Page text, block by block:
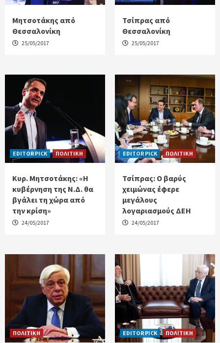
Μητσοτάκης από
Θεσσαλονίκη
25/05/2017
Τσίπρας από
Θεσσαλονίκη
25/05/2017
EDITOR PICK ΠΟΛΙΤΙΚΗ
Κυρ. Μητσοτάκης: «Η
κυβέρνηση της Ν.Δ. θα
βγάλει τη χώρα από
την κρίση»
24/05/2017
EDITOR PICK ΠΟΛΙΤΙΚΗ
Τσίπρας: Ο βαρύς
χειμώνας έφερε
μεγάλους
λογαριασμούς ΔΕΗ
24/05/2017
ΠΟΛΙΤΙΚΗ EDITOR PICK ΠΟΛΙΤΙΚΗ